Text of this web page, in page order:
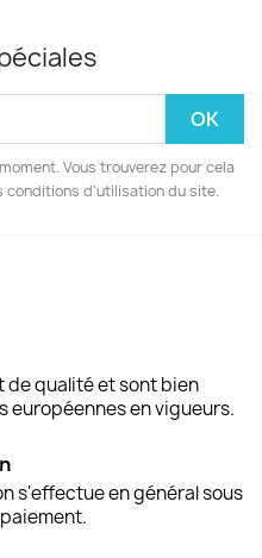
Vous trouverez pour cela
conditions d'utilisation du site.
de qualité et sont bien
européennes en vigueurs.
s'effectue en général sous